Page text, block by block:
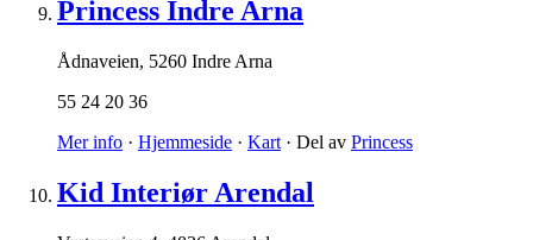
Princess Indre Arna
Ådnaveien, 5260 Indre Arna
55 24 20 36
Mer info · Hjemmeside · Kart · Del av Princess
Kid Interiør Arendal